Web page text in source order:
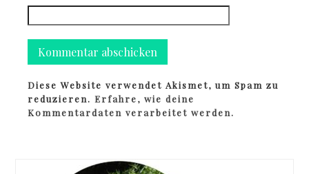
Diese Website verwendet Akismet, um Spam zu
reduzieren.Erfahre, wie deine
Kommentardaten verarbeitet werden.